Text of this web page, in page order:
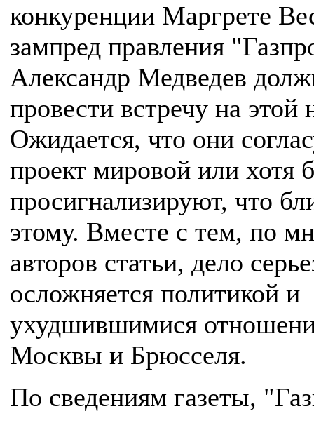
конкуренции Маргрете
зампред правления
Александр Медведев
провести встречу на этой
Ожидается, что они
проект мировой или хотя
просигнализируют, что
этому. Вместе с тем, по
авторов статьи, дело
осложняется политикой и
ухудшившимися
Москвы и Брюсселя.
По сведениям газеты,